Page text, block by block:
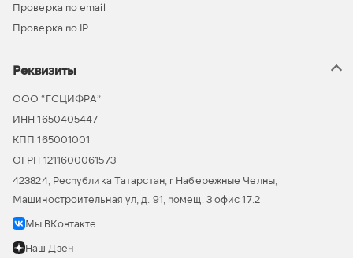
Проверка по email
Проверка по IP
Реквизиты
ООО “ГСЦИФРА”
ИНН 1650405447
КПП 165001001
ОГРН 1211600061573
423824, Республика Татарстан, г Набережные Челны,
Машиностроительная ул, д. 91, помещ. 3 офис 17.2
Мы ВКонтакте
Наш Дзен